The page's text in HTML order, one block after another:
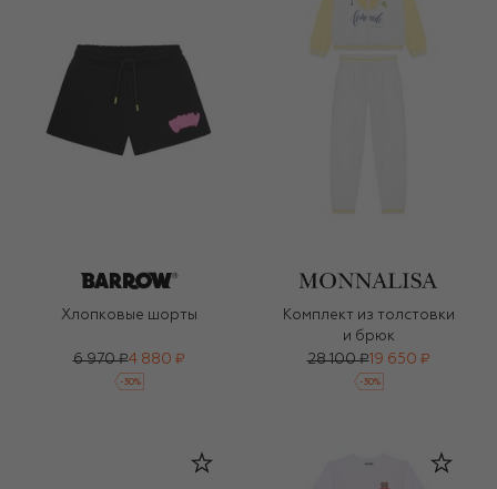
Хлопковые шорты
6 970 ₽4 880 ₽
-30%
Комплект из толстовки
и брюк
28 100 ₽19 650 ₽
-30%